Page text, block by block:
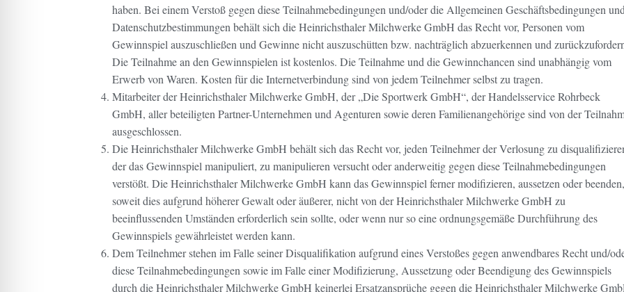
haben. Bei einem Verstoß gegen diese Teilnahmebedingungen und/oder die Allgemeinen Geschäftsbedingungen und
Datenschutzbestimmungen behält sich die Heinrichsthaler Milchwerke GmbH das Recht vor, Personen vom
Gewinnspiel auszuschließen und Gewinne nicht auszuschütten bzw. nachträglich abzuerkennen und
Die Teilnahme an den Gewinnspielen ist kostenlos. Die Teilnahme und die Gewinnchancen sind unabhängig vom
Erwerb von Waren. Kosten für die Internetverbindung sind von jedem Teilnehmer selbst zu tragen.
Mitarbeiter der Heinrichsthaler Milchwerke GmbH, der „Die Sportwerk GmbH“, der Handelsservice Rohrbeck
GmbH, aller beteiligten Partner-Unternehmen und Agenturen sowie deren Familienangehörige sind von der
ausgeschlossen.
Die Heinrichsthaler Milchwerke GmbH behält sich das Recht vor, jeden Teilnehmer der Verlosung zu
der das Gewinnspiel manipuliert, zu manipulieren versucht oder anderweitig gegen diese Teilnahmebedingungen
verstößt. Die Heinrichsthaler Milchwerke GmbH kann das Gewinnspiel ferner modifizieren, aussetzen oder beenden,
soweit dies aufgrund höherer Gewalt oder äußerer, nicht von der Heinrichsthaler Milchwerke GmbH zu
beeinflussenden Umständen erforderlich sein sollte, oder wenn nur so eine ordnungsgemäße Durchführung des
Gewinnspiels gewährleistet werden kann.
Dem Teilnehmer stehen im Falle seiner Disqualifikation aufgrund eines Verstoßes gegen anwendbares Recht und/
diese Teilnahmebedingungen sowie im Falle einer Modifizierung, Aussetzung oder Beendigung des Gewinnspiels
durch die Heinrichsthaler Milchwerke GmbH keinerlei Ersatzansprüche gegen die Heinrichsthaler Milchwerke